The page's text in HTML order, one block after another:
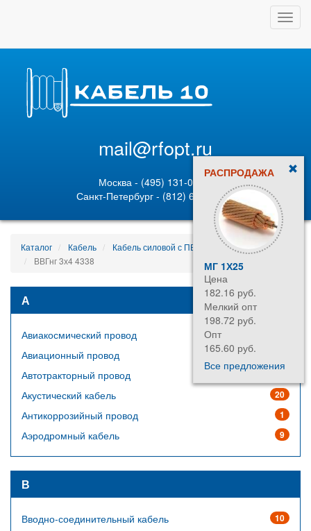
mail@rfopt.ru
Москва - (495) 131-02-05
Санкт-Петербург - (812) 628-80-89
РАСПРОДАЖА
МГ 1Х25
Цена
182.16 руб.
Мелкий опт
198.72 руб.
Опт
165.60 руб.
Все предложения
Каталог Кабель
Кабель силовой с ПВХ изоляцией
ВВГнг 3х4 4338
А
Авиакосмический провод
Авиационный провод
Автотракторный провод
20
Акустический кабель
1
Антикоррозийный провод
9
Аэродромный кабель
В
10
Вводно-соединительный кабель